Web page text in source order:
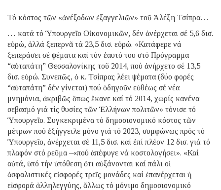
Τό κόστος τῶν «ἀνέξοδων ἐξαγγελιῶν» τοῦ Ἀλέξη Τσίπρα…
… κατά τό Ὑπουργεῖο Οἰκονομικῶν, δέν ἀνέρχεται σέ 5,6 δισ.
εὐρώ, ἀλλά ξεπερνᾶ τά 23,5 δισ. εὐρώ. «Κατάφερε νά
ξεπεράσει σέ ψέματα καί τόν ἑαυτό του στό Πρόγραμμα
“αὐταπάτη” Θεσσαλονίκης τοῦ 2014, πού ἀνήρχετο σέ 13,5
δισ. εὐρώ. Συνεπῶς, ὁ κ. Τσίπρας λέει ψέματα (δύο φορές
“αὐταπάτη” δέν γίνεται) πού ὁδηγοῦν εὐθέως σέ νέα
μνημόνια, ἀκριβῶς ὅπως ἔκανε καί τό 2014, χωρίς κανένα
σεβασμό γιά τίς θυσίες τῶν Ἑλλήνων πολιτῶν» τόνισε τό
Ὑπουργεῖο. Συγκεκριμένα τό δημοσιονομικό κόστος τῶν
μέτρων πού ἐξήγγειλε μόνο γιά τό 2023, συμφώνως πρός τό
Ὑπουργεῖο, ἀνέρχεται σέ 11,5 δισ. καί ἐπί πλέον 12 δισ. γιά τό
πλαφόν στό ρεῦμα –«πού ἀπέφυγε νά κοστολογήσει». «Καί
αὐτά, ὑπό τήν ὑπόθεση ὅτι αὐξάνονται καί πάλι οἱ
ἀσφαλιστικές εἰσφορές τρεῖς μονάδες καί ἐπανέρχεται ἡ
εἰσφορά ἀλληλεγγύης, ἄλλως τό μόνιμο δημοσιονομικό